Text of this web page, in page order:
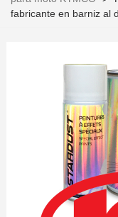
fabricante en barniz al